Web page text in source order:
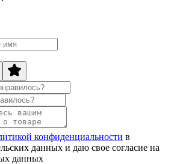
конфиденциальности в
данных и даю свое согласие на
данных